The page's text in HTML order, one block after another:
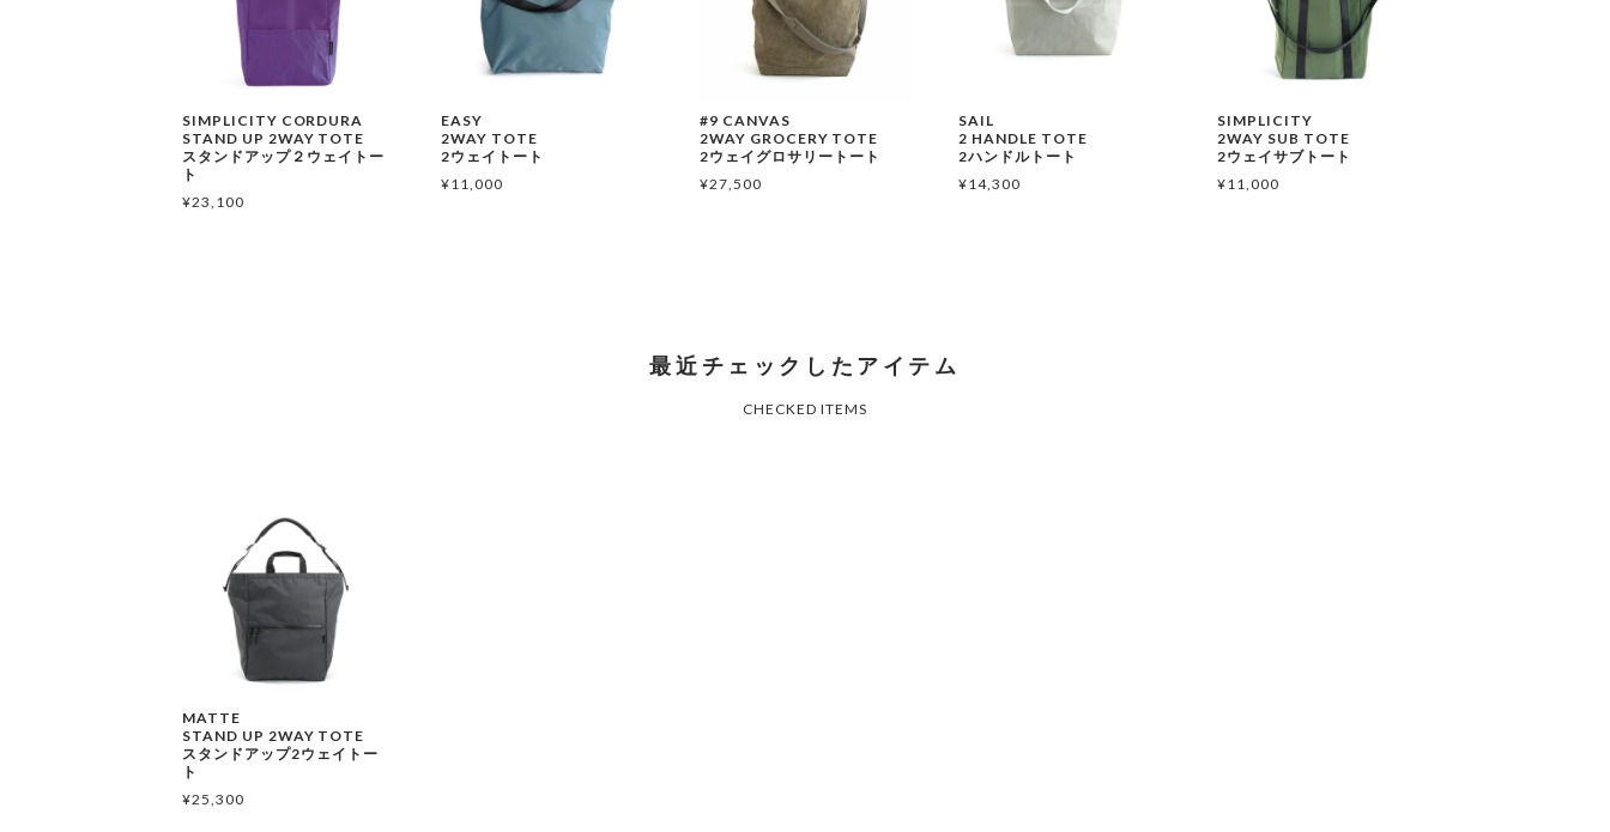
SIMPLICITY CORDURA
STAND UP 2WAY TOTE
スタンドアップ２ウェイトー
ト
¥23,100
EASY
2WAY TOTE
2ウェイトート
¥11,000
#9 CANVAS
2WAY GROCERY TOTE
2ウェイグロサリートート
¥27,500
SAIL
2 HANDLE TOTE
2ハンドルトート
¥14,300
SIMPLICITY
2WAY SUB TOTE
2ウェイサブトート
¥11,000
MATTE
STAND UP 2WAY TOTE
スタンドアップ2ウェイトー
ト
¥25,300